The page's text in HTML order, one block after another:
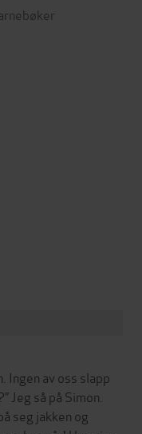
Ingen av oss slapp
Jeg så på Simon.
seg jakken og